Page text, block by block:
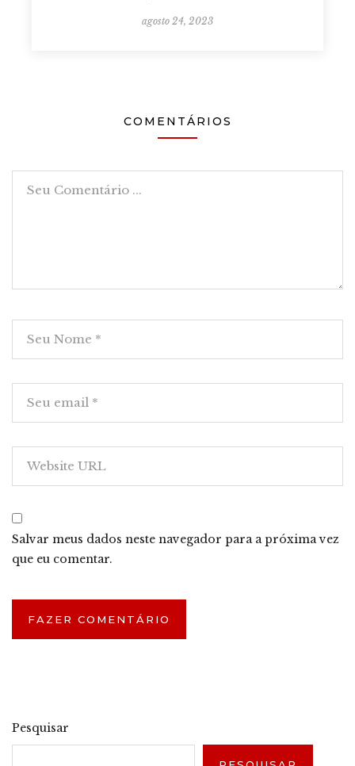
agosto 24, 2023
COMENTÁRIOS
Salvar meus dados neste navegador para a próxima vez
que eu comentar.
Pesquisar